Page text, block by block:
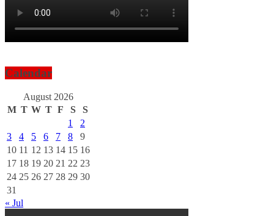
Calendar
August 2026
M T W T F S
S
1
2
3
4 5 6 7 8
9
10 11 12 13 14 15 16
17 18 19 20 21 22 23
24 25 26 27 28 29 30
31
« Jul